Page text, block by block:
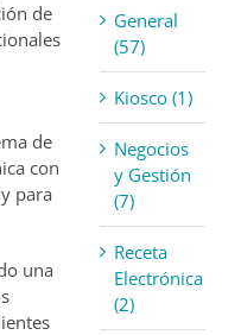
de
de
con
para
una
General
(57)
Kiosco (1)
Negocios
y Gestión
(7)
Receta
Electrónica
(2)